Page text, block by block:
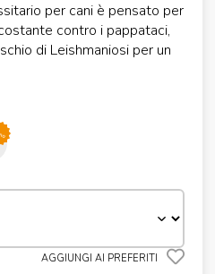
per cani è pensato per
contro i pappataci,
di Leishmaniosi per un
AGGIUNGI AI PREFERITI